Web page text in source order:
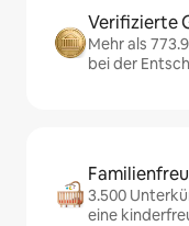
Verifizierte
Mehr als
bei der
3.500
eine